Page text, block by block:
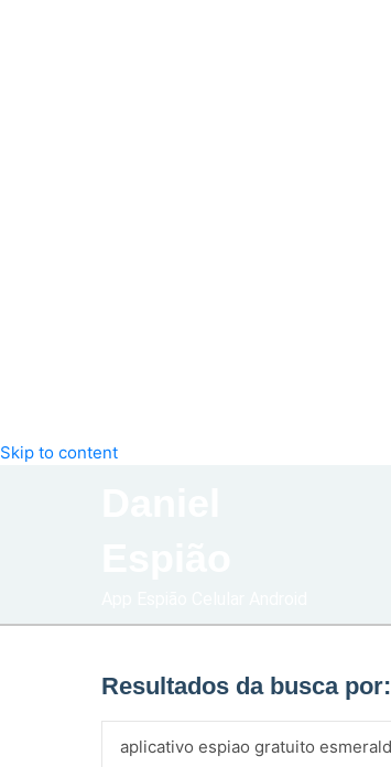
Skip to content
Resultados da busca por: